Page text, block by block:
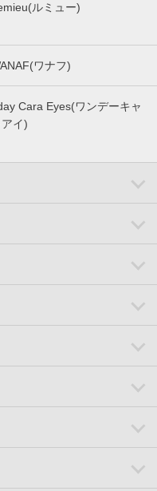
ルミュー)
ワナフ)
Cara Eyes(ワンデーキャ
イ)